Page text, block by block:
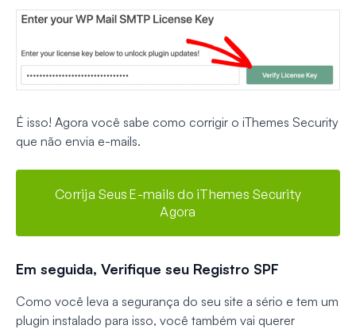
É isso! Agora você sabe como corrigir o iThemes Security
que não envia e-mails.
Corrija Seus E-mails do iThemes Security
Agora
Em seguida, Verifique seu Registro SPF
Como você leva a segurança do seu site a sério e tem um
plugin instalado para isso, você também vai querer